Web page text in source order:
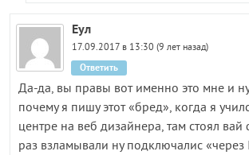
Eул
17.09.2017 в 13:30 (9 лет назад)
Да-да, вы правы вот именно это мне и
почему я пишу этот «бред», когда я
центре на веб дизайнера, там стоял
раз взламывали ну подключалис «через
Ответить